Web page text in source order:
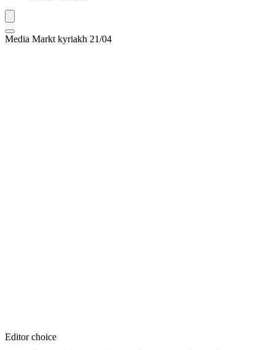
Media Markt kyriakh 21/04
Editor choice